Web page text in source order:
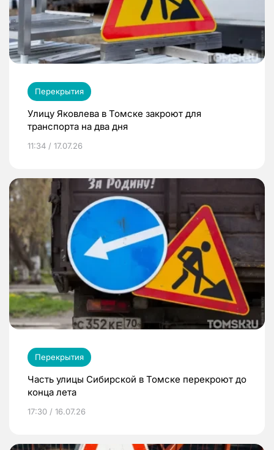
Перекрытия
Улицу Яковлева в Томске закроют для
транспорта на два дня
11:34 / 17.07.26
Перекрытия
Часть улицы Сибирской в Томске перекроют до
конца лета
17:30 / 16.07.26